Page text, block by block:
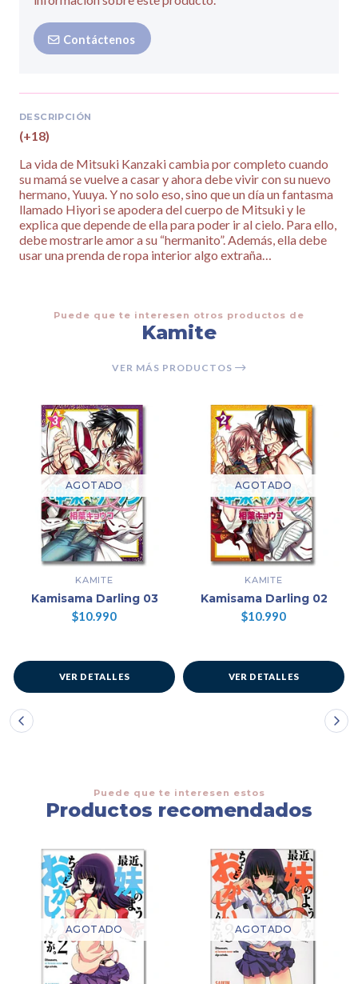
Contáctenos
DESCRIPCIÓN
(+18)
La vida de Mitsuki Kanzaki cambia por completo cuando
su mamá se vuelve a casar y ahora debe vivir con su nuevo
hermano, Yuuya. Y no solo eso, sino que un día un fantasma
llamado Hiyori se apodera del cuerpo de Mitsuki y le
explica que depende de ella para poder ir al cielo. Para ello,
debe mostrarle amor a su “hermanito”. Además, ella debe
usar una prenda de ropa interior algo extraña…
Puede que te interesen otros productos de
Kamite
VER MÁS PRODUCTOS
AGOTADO
KAMITE
Kamisama Darling 03
$10.990
VER DETALLES
AGOTADO
KAMITE
Kamisama Darling 02
$10.990
VER DETALLES
Puede que te interesen estos
Productos recomendados
AGOTADO AGOTADO